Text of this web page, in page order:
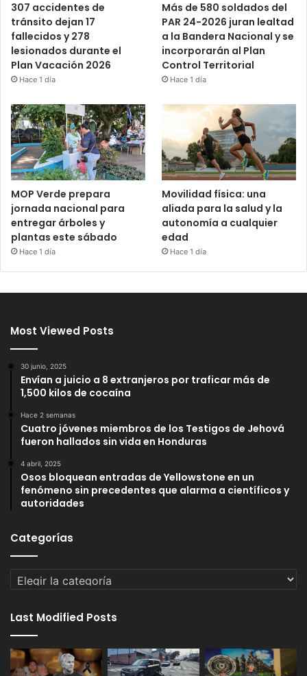
307 accidentes de
tránsito dejan 17
fallecidos y 278
lesionados durante el
Plan Vacación 2026
Hace 1 día
Más de 580 soldados del
PAR 24-2026 juran lealtad
a la Bandera Nacional y se
incorporarán al Plan
Control Territorial
Hace 1 día
MOP Verde prepara
jornada nacional para
entregar árboles y
plantas este sábado
Hace 1 día
Movilidad física: una
aliada para la salud y la
autonomía a cualquier
edad
Hace 1 día
Most Viewed Posts
30 junio, 2025
Envían a juicio a 8 extranjeros por traficar más de
1,500 kilos de cocaína
Hace 2 semanas
Cuatro jóvenes miembros de los Testigos de Jehová
fueron hallados sin vida en Honduras
4 abril, 2025
Osos bloquean entradas de Yellowstone en un
fenómeno sin precedentes que alarma a científicos y
autoridades
Categorías
Categorías
Last Modified Posts